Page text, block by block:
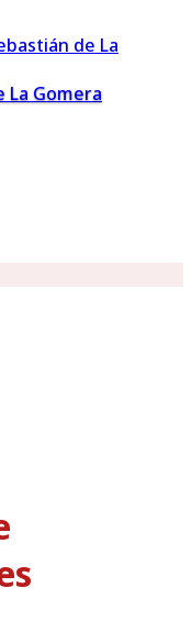
La Gomera